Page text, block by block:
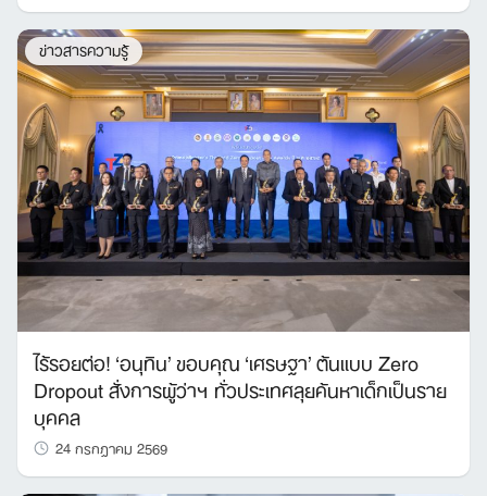
ข่าวสารความรู้
ไร้รอยต่อ! ‘อนุทิน’ ขอบคุณ ‘เศรษฐา’ ต้นแบบ Zero
Dropout สั่งการผู้ว่าฯ ทั่วประเทศลุยค้นหาเด็กเป็นราย
บุคคล
24 กรกฎาคม 2569